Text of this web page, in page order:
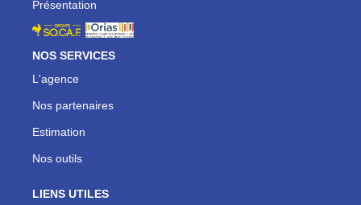
Présentation
NOS SERVICES
L'agence
Nos partenaires
Estimation
Nos outils
LIENS UTILES